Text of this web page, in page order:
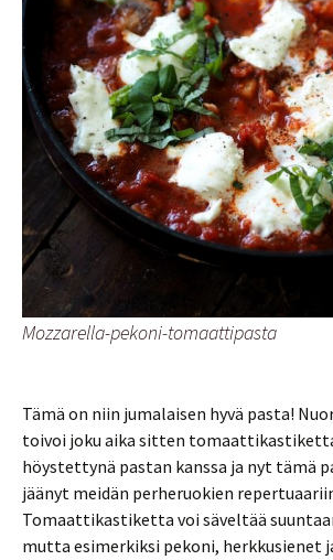
Mozzarella-pekoni-tomaattipasta
Tämä on niin jumalaisen hyvä pasta!
toivoi joku aika sitten
höystettynä pastan kanssa ja nyt tämä
jäänyt meidän perheruokien
Tomaattikastiketta voi säveltää
mutta esimerkiksi pekoni, herkkusienet